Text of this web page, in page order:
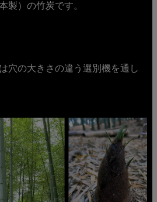
製）の竹炭です。
穴の大きさの違う選別機を通し